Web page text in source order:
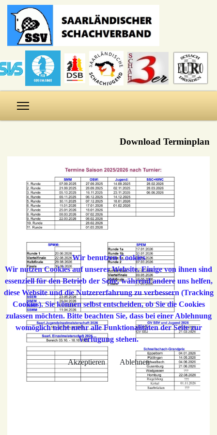
Download Terminplan
Wir benutzen Cookies
Wir nutzen Cookies auf unserer Website. Einige von ihnen sind
essenziell für den Betrieb der Seite, während andere uns helfen,
diese Website und die Nutzererfahrung zu verbessern (Tracking
Cookies). Sie können selbst entscheiden, ob Sie die Cookies
zulassen möchten. Bitte beachten Sie, dass bei einer Ablehnung
womöglich nicht mehr alle Funktionalitäten der Seite zur
Verfügung stehen.
Akzeptieren Ablehnen